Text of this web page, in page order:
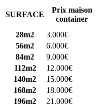
SURFACE
Prix maison
container
28m2
3.000€
56m2
6.000€
84m2
9.000€
112m2
12.000€
140m2
15.000€
168m2
18.000€
196m2
21.000€